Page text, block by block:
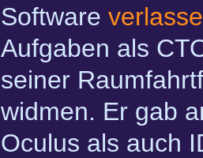
Software
Aufgaben als
seiner
widmen. Er gab
Oculus als auch